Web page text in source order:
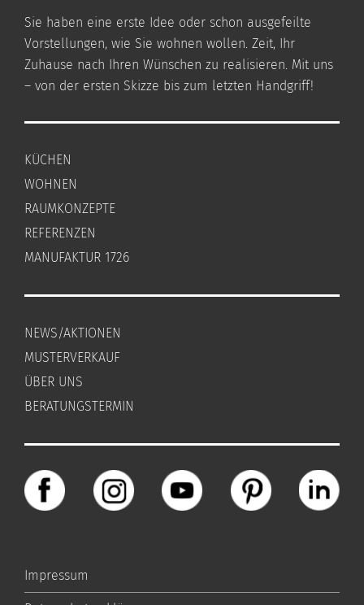
Sie haben eine erste Idee oder schon ausgefeilte
Vorstellungen, wie Sie wohnen wollen. Zeit, Ihr
Zuhause nach Ihren Wünschen zu realisieren. Mit uns
– von der ersten Skizze bis zum letzten Handgriff!
KÜCHEN
WOHNEN
RAUMKONZEPTE
REFERENZEN
MANUFAKTUR 1726
NEWS/AKTIONEN
MUSTERVERKAUF
ÜBER UNS
BERATUNGSTERMIN
Impressum